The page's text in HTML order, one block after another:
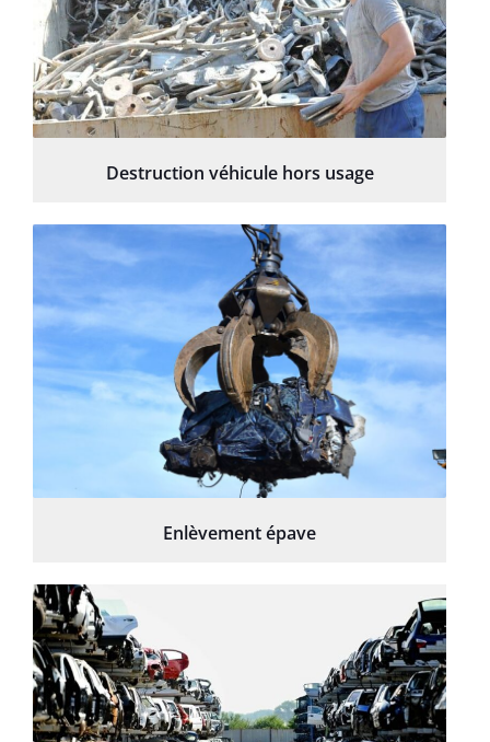
Destruction véhicule hors usage
Enlèvement épave